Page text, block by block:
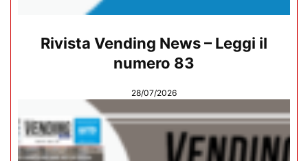
Rivista Vending News – Leggi il
numero 83
28/07/2026